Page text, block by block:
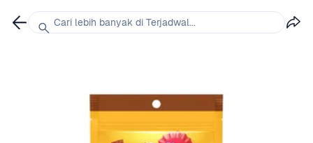
Cari lebih banyak di Terjadwal...